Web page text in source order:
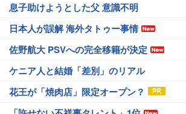
息子助けようとした父 意識不明
日本人が誤解 海外タトゥー事情
佐野航大 PSVへの完全移籍が決定
ケニア人と結婚「差別」のリアル
花王が「焼肉店」限定オープン？